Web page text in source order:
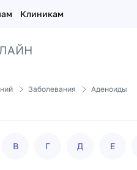
Клиникам
Заболевания Аденоиды
В Г Д Е